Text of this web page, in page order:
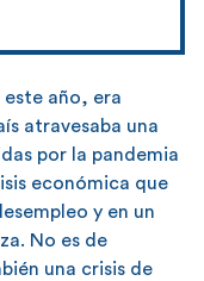
este año, era
atravesaba una
por la pandemia
económica que
y en un
No es de
una crisis de